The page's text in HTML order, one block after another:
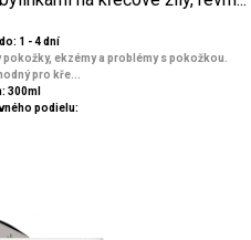
1 - 4 dní
ekzémy a problémy s pokožkou.
pro kře...
300ml
podielu: